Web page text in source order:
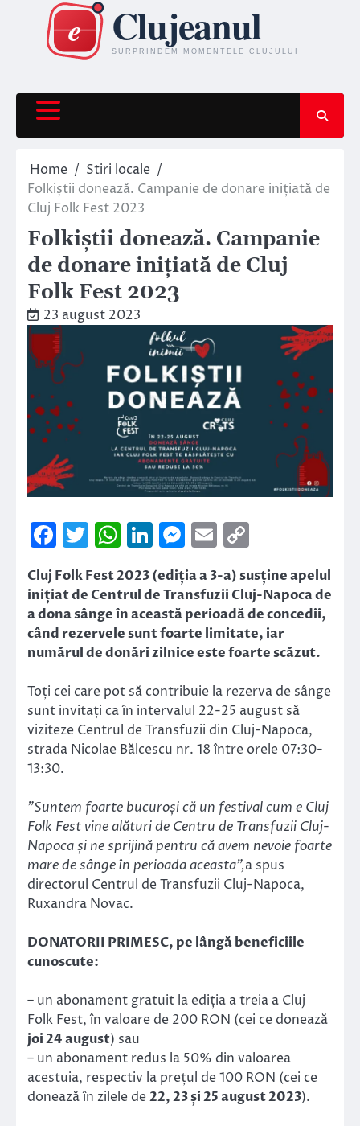
content
Home
Stiri locale
Folkiștii donează. Campanie de donare inițiată de
Cluj Folk Fest 2023
Folkiștii donează. Campanie
de donare inițiată de Cluj
Folk Fest 2023
23 august 2023
Facebook
Twitter
WhatsApp
LinkedIn
Messenger
Email
Link
Cluj Folk Fest 2023 (ediția a 3-a) susține apelul
inițiat de Centrul de Transfuzii Cluj-Napoca de
a dona sânge în această perioadă de concedii,
când rezervele sunt foarte limitate, iar
numărul de donări zilnice este foarte scăzut.
Toți cei care pot să contribuie la rezerva de sânge
sunt invitați ca în intervalul 22-25 august să
viziteze Centrul de Transfuzii din Cluj-Napoca,
strada Nicolae Bălcescu nr. 18 între orele 07:30-
13:30.
”Suntem foarte bucuroși că un festival cum e Cluj
Folk Fest vine alături de Centru de Transfuzii Cluj-
Napoca și ne sprijină pentru că avem nevoie foarte
mare de sânge în perioada aceasta”,a spus
directorul Centrul de Transfuzii Cluj-Napoca,
Ruxandra Novac.
DONATORII PRIMESC, pe lângă beneficiile
cunoscute:
– un abonament gratuit la ediția a treia a Cluj
Folk Fest, în valoare de 200 RON (cei ce donează
joi 24 august) sau
– un abonament redus la 50% din valoarea
acestuia, respectiv la prețul de 100 RON (cei ce
donează în zilele de22, 23 și 25 august 2023).